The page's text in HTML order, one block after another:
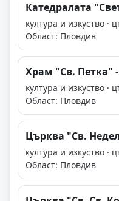
Катедралата
култура и изкуство ·
Област: Пловдив
Храм "Св. Петка"
култура и изкуство ·
Област: Пловдив
Църква "Св.
култура и изкуство ·
Област: Пловдив